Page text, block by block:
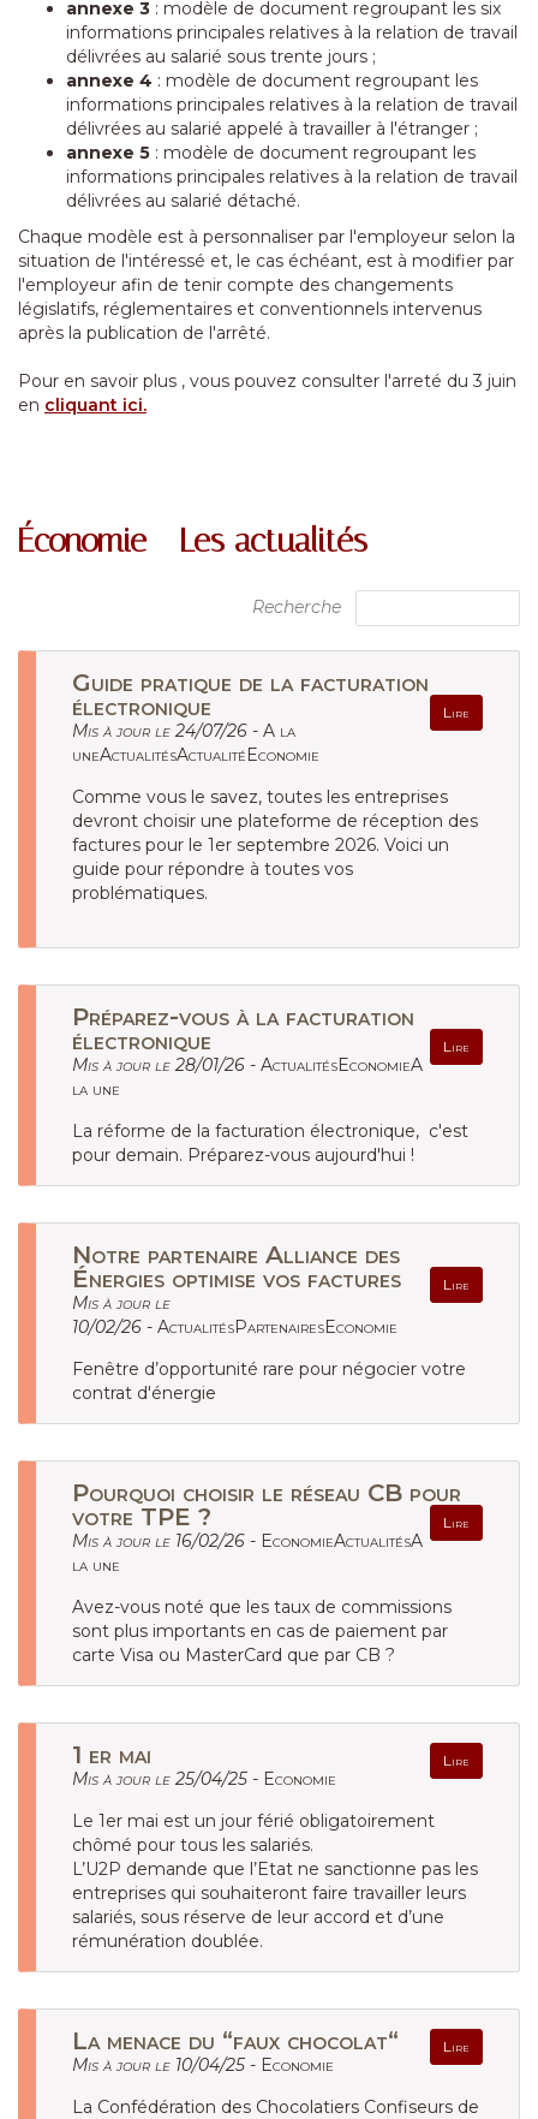
annexe 3 : modèle de document regroupant les six
informations principales relatives à la relation de travail
délivrées au salarié sous trente jours ;
annexe 4 : modèle de document regroupant les
informations principales relatives à la relation de travail
délivrées au salarié appelé à travailler à l'étranger ;
annexe 5 : modèle de document regroupant les
informations principales relatives à la relation de travail
délivrées au salarié détaché.
Chaque modèle est à personnaliser par l'employeur selon la
situation de l'intéressé et, le cas échéant, est à modifier par
l'employeur afin de tenir compte des changements
législatifs, réglementaires et conventionnels intervenus
après la publication de l'arrêté.
Pour en savoir plus , vous pouvez consulter l'arreté du 3 juin
en cliquant ici.
Économie - Les actualités
Recherche
Guide pratique de la facturation
électronique
Lire
Mis à jour le 24/07/26 - A la
uneActualitésActualitéEconomie
Comme vous le savez, toutes les entreprises
devront choisir une plateforme de réception des
factures pour le 1er septembre 2026. Voici un
guide pour répondre à toutes vos
problématiques.
Préparez-vous à la facturation
électronique
Lire
Mis à jour le 28/01/26 - ActualitésEconomieA
la une
La réforme de la facturation électronique, c'est
pour demain. Préparez-vous aujourd'hui !
Notre partenaire Alliance des
Énergies optimise vos factures
Lire
Mis à jour le
10/02/26 - ActualitésPartenairesEconomie
Fenêtre d’opportunité rare pour négocier votre
contrat d'énergie
Pourquoi choisir le réseau CB pour
votre TPE ?
Lire
Mis à jour le 16/02/26 - EconomieActualitésA
la une
Avez-vous noté que les taux de commissions
sont plus importants en cas de paiement par
carte Visa ou MasterCard que par CB ?
1 er mai Lire
Mis à jour le 25/04/25 - Economie
Le 1er mai est un jour férié obligatoirement
chômé pour tous les salariés.
L’U2P demande que l’Etat ne sanctionne pas les
entreprises qui souhaiteront faire travailler leurs
salariés, sous réserve de leur accord et d’une
rémunération doublée.
La menace du “faux chocolat“ Lire
Mis à jour le 10/04/25 - Economie
La Confédération des Chocolatiers Confiseurs de